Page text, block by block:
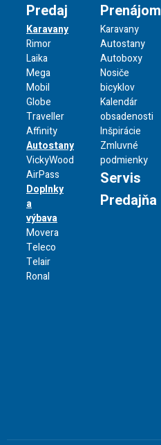
Predaj
Karavany
Rimor
Laika
Mega
Mobil
Globe
Traveller
Affinity
Autostany
VickyWood
AirPass
Doplnky
a
výbava
Movera
Teleco
Telair
Ronal
Prenájom
Karavany
Autostany
Autoboxy
Nosiče
bicyklov
Kalendár
obsadenosti
Inšpirácie
Zmluvné
podmienky
Servis
Predajňa